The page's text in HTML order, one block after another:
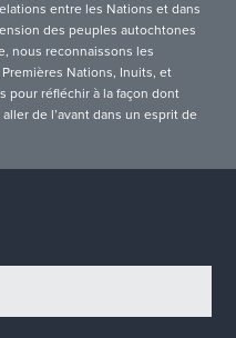
entre les Nations et dans
des peuples autochtones
nous reconnaissons les
Nations, Inuits, et
pour réfléchir à la façon dont
de l’avant dans un esprit de